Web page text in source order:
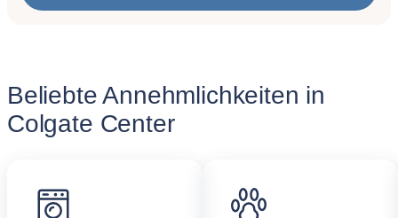
Beliebte Annehmlichkeiten in
Colgate Center